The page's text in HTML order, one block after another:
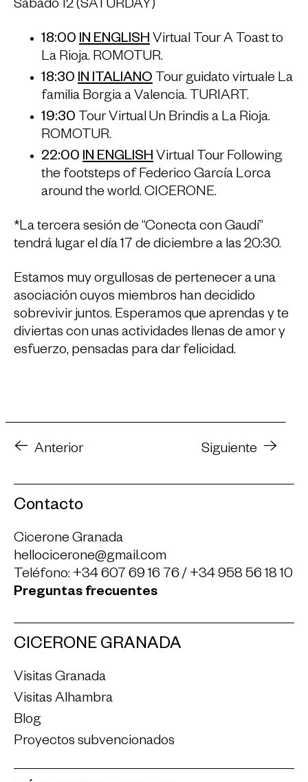
Sábado 12 (SATURDAY)
18:00 IN ENGLISH Virtual Tour A Toast to
La Rioja. ROMOTUR.
18:30 IN ITALIANO Tour guidato virtuale La
familia Borgia a Valencia. TURIART.
19:30 Tour Virtual Un Brindis a La Rioja.
ROMOTUR.
22:00 IN ENGLISH Virtual Tour Following
the footsteps of Federico García Lorca
around the world. CICERONE.
*La tercera sesión de “Conecta con Gaudí”
tendrá lugar el día 17 de diciembre a las 20:30.
Estamos muy orgullosas de pertenecer a una
asociación cuyos miembros han decidido
sobrevivir juntos. Esperamos que aprendas y te
diviertas con unas actividades llenas de amor y
esfuerzo, pensadas para dar felicidad.
Anterior Siguiente
Contacto
Cicerone Granada
hellocicerone@gmail.com
Teléfono: +34 607 69 16 76/ +34 958 56 18 10
Preguntas frecuentes
CICERONE GRANADA
Visitas Granada
Visitas Alhambra
Blog
Proyectos subvencionados